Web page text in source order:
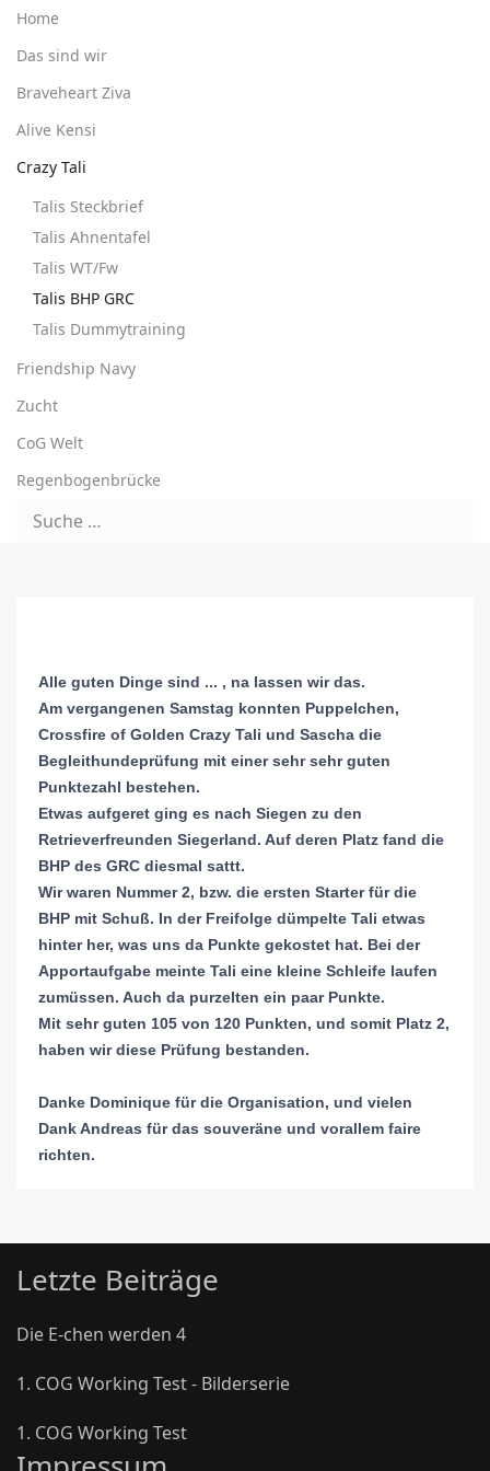
Home
Das sind wir
Braveheart Ziva
Alive Kensi
Crazy Tali
Talis Steckbrief
Talis Ahnentafel
Talis WT/Fw
Talis BHP GRC
Talis Dummytraining
Friendship Navy
Zucht
CoG Welt
Regenbogenbrücke
Alle guten Dinge sind ... , na lassen wir das.
Am vergangenen Samstag konnten Puppelchen,
Crossfire of Golden Crazy Tali und Sascha die
Begleithundeprüfung mit einer sehr sehr guten
Punktezahl bestehen.
Etwas aufgeret ging es nach Siegen zu den
Retrieverfreunden Siegerland. Auf deren Platz fand die
BHP des GRC diesmal sattt.
Wir waren Nummer 2, bzw. die ersten Starter für die
BHP mit Schuß. In der Freifolge dümpelte Tali etwas
hinter her, was uns da Punkte gekostet hat. Bei der
Apportaufgabe meinte Tali eine kleine Schleife laufen
zumüssen. Auch da purzelten ein paar Punkte.
Mit sehr guten 105 von 120 Punkten, und somit Platz 2,
haben wir diese Prüfung bestanden.
Danke Dominique für die Organisation, und vielen
Dank Andreas für das souveräne und vorallem faire
richten.
Letzte Beiträge
Die E-chen werden 4
1. COG Working Test - Bilderserie
1. COG Working Test